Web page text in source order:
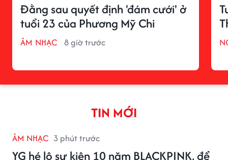
Đằng sau quyết định 'đám cưới' ở
tuổi 23 của Phương Mỹ Chi
ÂM NHẠC 8 giờ trước
TIN MỚI
ÂM NHẠC 3 phút trước
YG hé lộ sự kiện 10 năm BLACKPINK, để